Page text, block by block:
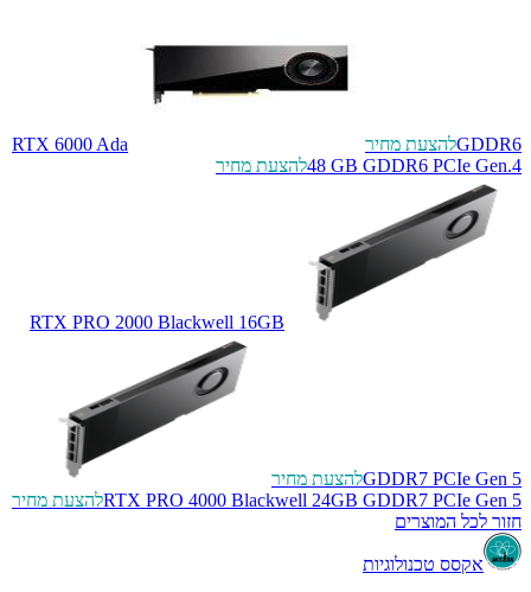
GDDR6להצעת מחיר
RTX 6000 Ada
48 GB GDDR6 PCIe Gen.4להצעת מחיר
RTX PRO 2000 Blackwell 16GB
GDDR7 PCIe Gen 5להצעת מחיר
RTX PRO 4000 Blackwell 24GB GDDR7 PCIe Gen 5להצעת מחיר
חזור לכל המוצרים
אקסס טכנולוגיות